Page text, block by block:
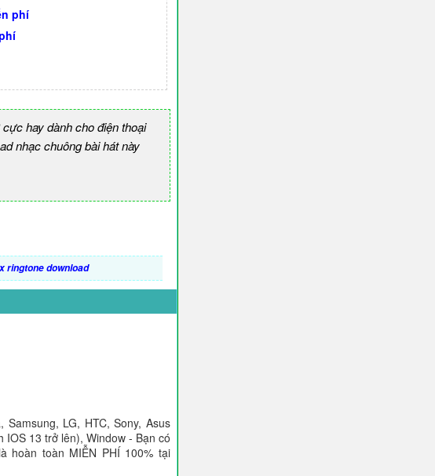
phí
hay dành cho điện thoại
nhạc chuông bài hát này
ringtone download
LG, HTC, Sony, Asus
IOS 13 trở lên), Window - Bạn có
hoàn toàn MIỄN PHÍ 100% tại